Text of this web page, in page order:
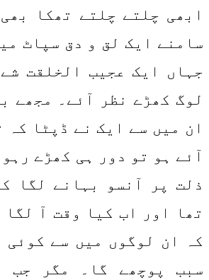
ابھی چلتے چلتے تھکا
سامنے ایک لق و دق سپاٹ
جہاں ایک عجیب الخلقت
لوگ کھڑے نظر آئے۔ مجھے
ان میں سے ایک نے ڈپٹا کہ
آئے ہو تو دور ہی کھڑے
ذلت پر آنسو بہانے لگا
تھا اور اب کیا وقت آ لگا
کہ ان لوگوں میں سے کوئی
سبب پوچھے گا۔ مگر جب